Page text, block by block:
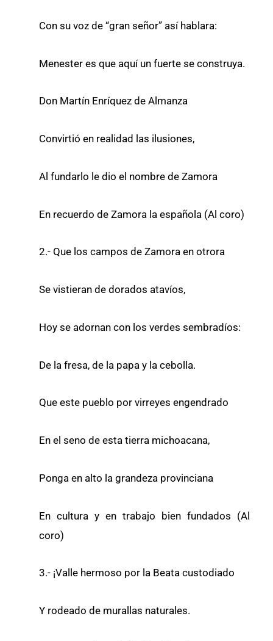
Con su voz de “gran señor” así hablara:
Menester es que aquí un fuerte se construya.
Don Martín Enríquez de Almanza
Convirtió en realidad las ilusiones,
Al fundarlo le dio el nombre de Zamora
En recuerdo de Zamora la española (Al coro)
2.- Que los campos de Zamora en otrora
Se vistieran de dorados atavíos,
Hoy se adornan con los verdes sembradíos:
De la fresa, de la papa y la cebolla.
Que este pueblo por virreyes engendrado
En el seno de esta tierra michoacana,
Ponga en alto la grandeza provinciana
En cultura y en trabajo bien fundados (Al
coro)
3.- ¡Valle hermoso por la Beata custodiado
Y rodeado de murallas naturales.